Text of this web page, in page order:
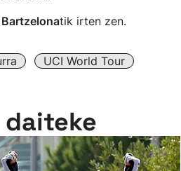
Bartzelonatik irten zen.
UCI World Tour
daiteke